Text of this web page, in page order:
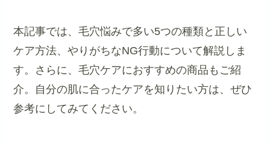
本記事では、毛穴悩みで多い5つの種類と正しい
ケア方法、やりがちなNG行動について解説しま
す。さらに、毛穴ケアにおすすめの商品もご紹
介。自分の肌に合ったケアを知りたい方は、ぜひ
参考にしてみてください。